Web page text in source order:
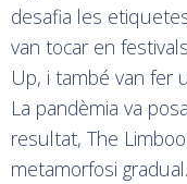
desafia les
van tocar en
Up, i també van fer
La pandèmia va
resultat, The
metamorfosi